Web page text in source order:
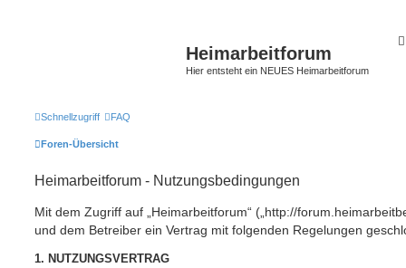
Heimarbeitforum
Hier entsteht ein NEUES Heimarbeitforum
Schnellzugriff FAQ
Foren-Übersicht
Heimarbeitforum - Nutzungsbedingungen
Mit dem Zugriff auf „Heimarbeitforum“ („http://
und dem Betreiber ein Vertrag mit folgenden Regelungen
1. NUTZUNGSVERTRAG